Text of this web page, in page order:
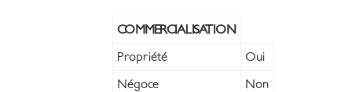
COMMERCIALISATION
Propriété Oui
Négoce Non